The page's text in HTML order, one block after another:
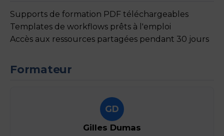
Supports de formation PDF téléchargeables
Templates de workflows prêts à l'emploi
Accès aux ressources partagées pendant 30 jours
Formateur
GD
Gilles Dumas